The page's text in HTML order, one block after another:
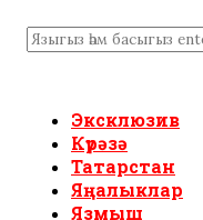
Эксклюзив
Күрәзә
Татарстан
Яңалыклар
Язмыш